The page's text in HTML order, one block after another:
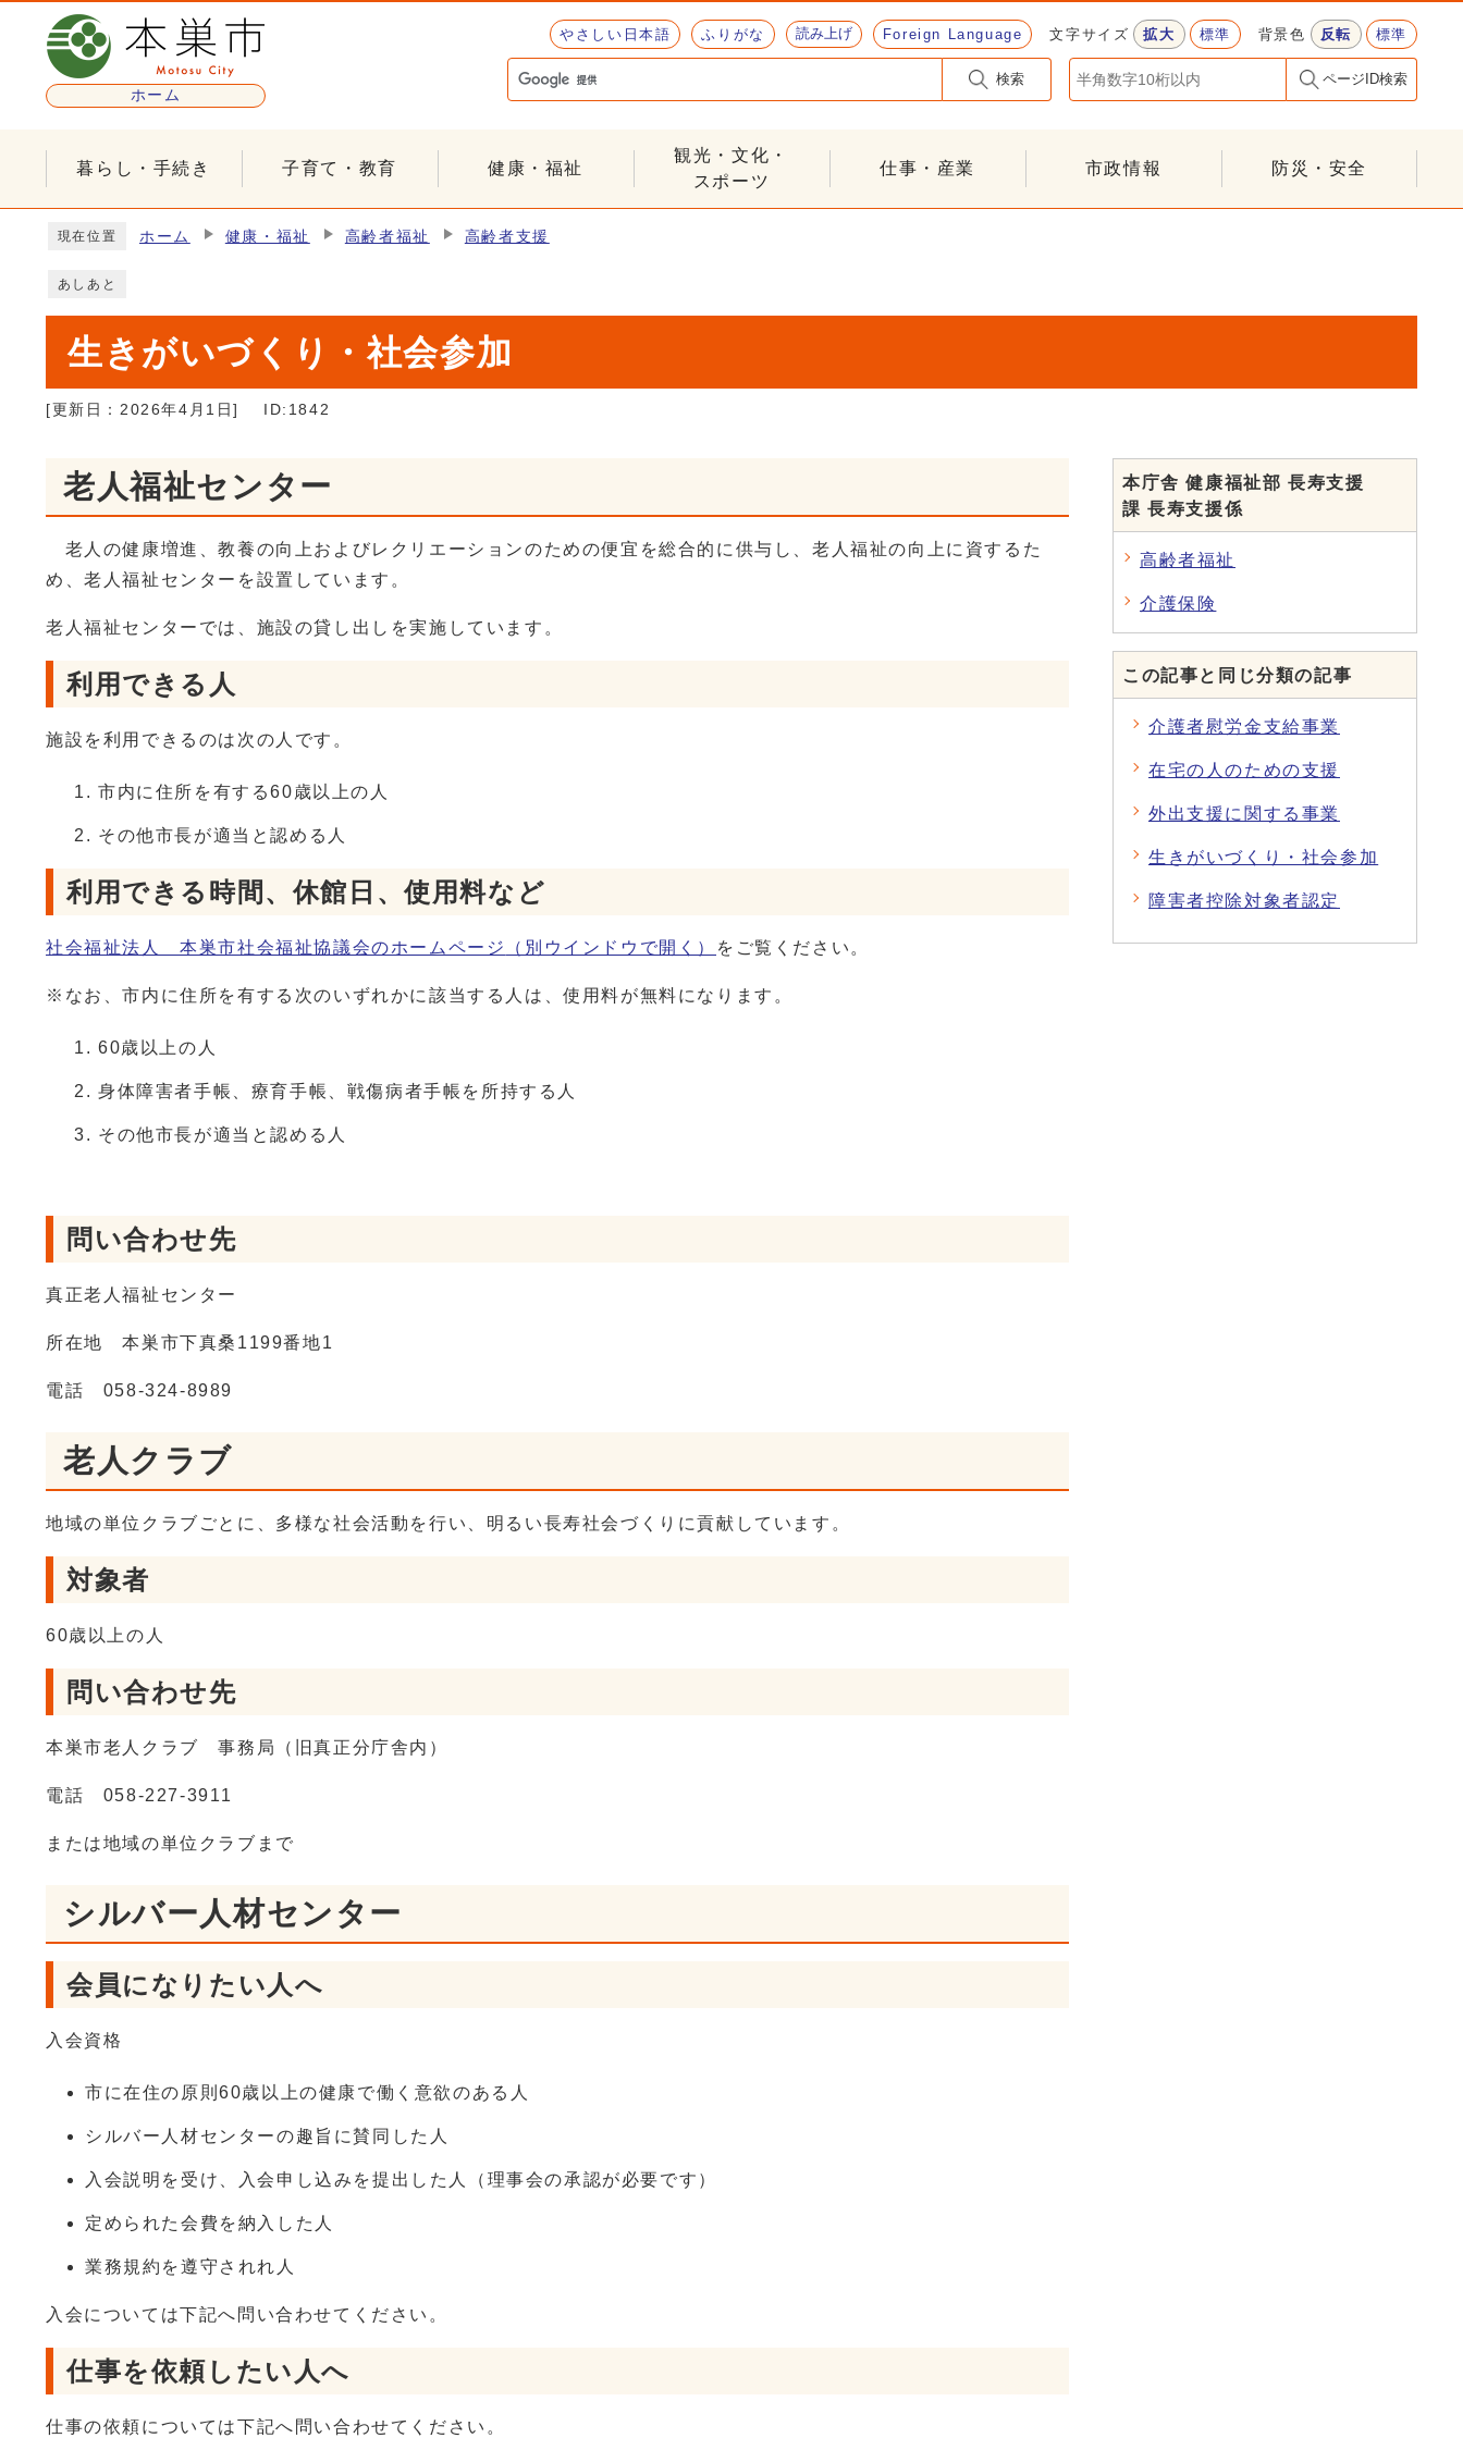
ページの先頭です
ホーム
やさしい日本語 ふりがな 読み上げ Foreign Language 文字サイズ 拡大 標準 背景色 反転 標準
検索 ページID検索
暮らし・手続き 子育て・教育 健康・福祉
観光・文化・
スポーツ
仕事・産業 市政情報 防災・安全
現在位置 ホーム 健康・福祉 高齢者福祉 高齢者支援
あしあと
生きがいづくり・社会参加
[更新日： 2026年4月1日] ID:1842
老人福祉センター
老人の健康増進、教養の向上およびレクリエーションのための便宜を総合的に供与し、老人福祉の向上に資するた
め、老人福祉センターを設置しています。
老人福祉センターでは、施設の貸し出しを実施しています。
利用できる人
施設を利用できるのは次の人です。
市内に住所を有する60歳以上の人
その他市長が適当と認める人
利用できる時間、休館日、使用料など
社会福祉法人 本巣市社会福祉協議会のホームページ （別ウインドウで開く） をご覧ください。
※なお、市内に住所を有する次のいずれかに該当する人は、使用料が無料になります。
60歳以上の人
身体障害者手帳、療育手帳、戦傷病者手帳を所持する人
その他市長が適当と認める人
問い合わせ先
真正老人福祉センター
所在地 本巣市下真桑1199番地1
電話 058-324-8989
老人クラブ
地域の単位クラブごとに、多様な社会活動を行い、明るい長寿社会づくりに貢献しています。
対象者
60歳以上の人
問い合わせ先
本巣市老人クラブ 事務局（旧真正分庁舎内）
電話 058-227-3911
または地域の単位クラブまで
シルバー人材センター
会員になりたい人へ
入会資格
市に在住の原則60歳以上の健康で働く意欲のある人
シルバー人材センターの趣旨に賛同した人
入会説明を受け、入会申し込みを提出した人（理事会の承認が必要です）
定められた会費を納入した人
業務規約を遵守されれ人
入会については下記へ問い合わせてください。
仕事を依頼したい人へ
仕事の依頼については下記へ問い合わせてください。
本庁舎 健康福祉部 長寿支援
課 長寿支援係
高齢者福祉
介護保険
この記事と同じ分類の記事
介護者慰労金支給事業
在宅の人のための支援
外出支援に関する事業
生きがいづくり・社会参加
障害者控除対象者認定